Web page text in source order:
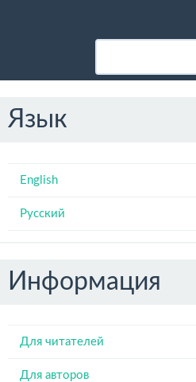
Язык
English
Русский
Информация
Для читателей
Для авторов